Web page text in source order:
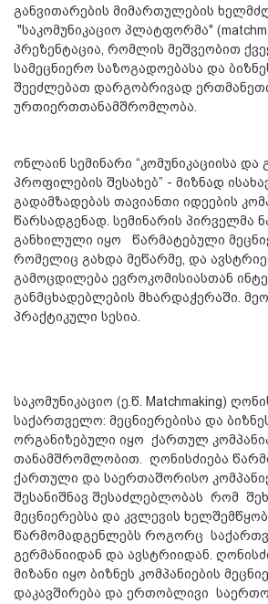
განვითარების მიმართულების
"საკომუნიკაციო პლატფორმა"
პრეზენტაცია, რომლის მეშვეობით
სამეცნიერო საზოგადოებასა და
შეეძლებათ დარგობრივად
ურთიერთთანამშრომლობა.
ონლაინ სემინარი “კომუნიკაციისა და
პროფილების შესახებ” - მიზნად
გადამზადებას თავიანთი იდეების
წარსადგენად. სემინარის პირველმა
განხილული იყო წარმატებული
რომელიც გახდა მეწარმე, და
გამოცდილება ევროკომისიასთან
განმცხადებლების მხარდაჭერაში.
პრაქტიკული სესია.
საკომუნიკაციო (ე.წ. Matchmaking)
საქართველო: მეცნიერებისა და
ორგანიზებული იყო ქართულ
თანამშრომლობით. ღონისძიება
ქართული და საერთაშორისო
შესანიშნავ შესაძლებლობას რომ
მეცნიერებსა და კვლევის
წარმომადგენლებს როგორც
გერმანიიდან და ავსტრიიდან.
მიზანი იყო ბიზნეს კომპანიების
დაკავშირება და ერთობლივი საერთო